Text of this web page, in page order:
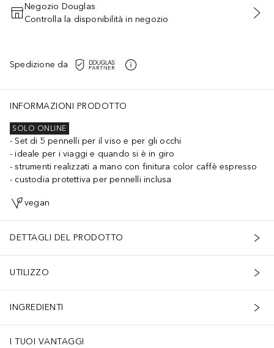
AGGIUNGI AL CARRELLO
Negozio Douglas
Controlla la disponibilità in negozio
Spedizione da
INFORMAZIONI PRODOTTO
SOLO ONLINE
Set di 5 pennelli per il viso e per gli occhi
ideale per i viaggi e quando si è in giro
strumenti realizzati a mano con finitura color caffè espresso
custodia protettiva per pennelli inclusa
vegan
DETTAGLI DEL PRODOTTO
UTILIZZO
INGREDIENTI
I TUOI VANTAGGI